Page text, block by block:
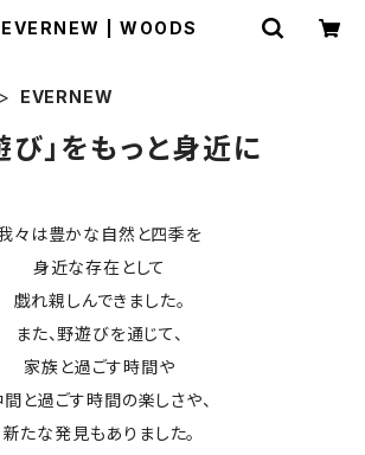
EVERNEW | WOODS
EVERNEW
び」をもっと身近に
々は豊かな自然と四季を
身近な存在として
戯れ親しんできました。
また、野遊びを通じて、
家族と過ごす時間や
と過ごす時間の楽しさや、
新たな発見もありました。